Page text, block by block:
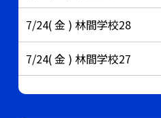
7/24( 金 ) 林間学校28
7/24( 金 ) 林間学校27